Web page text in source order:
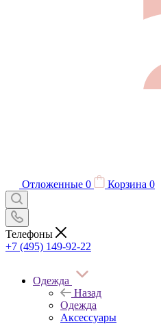
Отложенные 0 Корзина 0
Телефоны
+7 (495) 149-92-22
Одежда
Назад
Одежда
Аксессуары